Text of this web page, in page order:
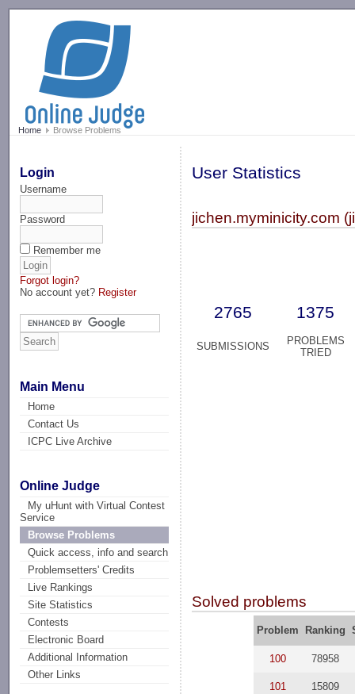
Home Browse Problems
Login
Username
Password
Remember me
Forgot login?
No account yet? Register
Main Menu
Home
Contact Us
ICPC Live Archive
Online Judge
My uHunt with Virtual Contest
Service
Browse Problems
Quick access, info and search
Problemsetters' Credits
Live Rankings
Site Statistics
Contests
Electronic Board
Additional Information
Other Links
User Statistics
jichen.myminicity.com
2765 1375
SUBMISSIONS
PROBLEMS
TRIED
Solved problems
Problem Ranking
100 78958
101 15809